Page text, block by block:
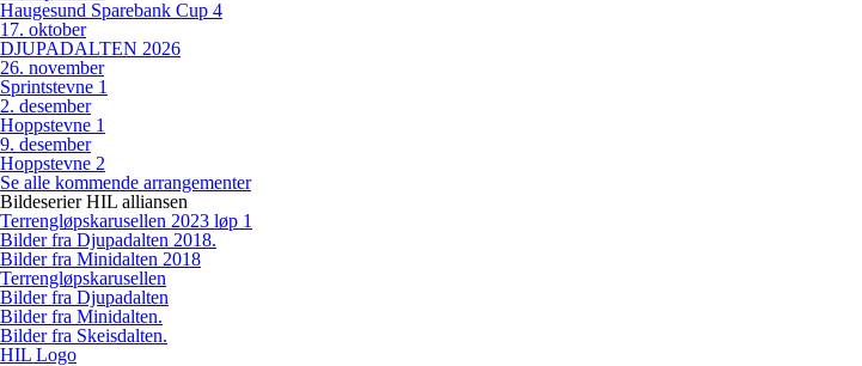
Haugesund Sparebank Cup 4
17. oktober
DJUPADALTEN 2026
26. november
Sprintstevne 1
2. desember
Hoppstevne 1
9. desember
Hoppstevne 2
Se alle kommende arrangementer
Bildeserier HIL alliansen
Terrengløpskarusellen 2023 løp 1
Bilder fra Djupadalten 2018.
Bilder fra Minidalten 2018
Terrengløpskarusellen
Bilder fra Djupadalten
Bilder fra Minidalten.
Bilder fra Skeisdalten.
HIL Logo